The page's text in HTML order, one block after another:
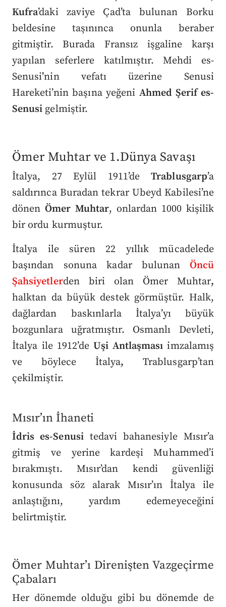
Kufra’daki zaviye Çad’ta bulunan Borku
beldesine taşınınca onunla beraber
gitmiştir. Burada Fransız işgaline karşı
yapılan seferlere katılmıştır. Mehdi es-
Senusi’nin vefatı üzerine Senusi
Hareketi’nin başına yeğeniAhmed Şerif es-
Senusi gelmiştir.
Ömer Muhtar ve 1.Dünya Savaşı
İtalya, 27 Eylül 1911’deTrablusgarp’a
saldırınca Buradan tekrar Ubeyd Kabilesi’ne
dönen Ömer Muhtar, onlardan 1000 kişilik
bir ordu kurmuştur.
İtalya ile süren 22 yıllık mücadelede
başından sonuna kadar bulunan
Öncü
Şahsiyetlerden biri olan Ömer Muhtar,
halktan da büyük destek görmüştür. Halk,
dağlardan baskınlarla İtalya’yı büyük
bozgunlara uğratmıştır. Osmanlı Devleti,
İtalya ile 1912’de Uşi Antlaşması imzalamış
ve böylece İtalya, Trablusgarp’tan
çekilmiştir.
Mısır’ın İhaneti
İdris es-Senusitedavi bahanesiyle Mısır’a
gitmiş ve yerine kardeşi Muhammed’i
bırakmıştı. Mısır’dan kendi güvenliği
konusunda söz alarak Mısır’ın İtalya ile
anlaştığını, yardım edemeyeceğini
belirtmiştir.
Ömer Muhtar’ı Direnişten Vazgeçirme
Çabaları
Her dönemde olduğu gibi bu dönemde de